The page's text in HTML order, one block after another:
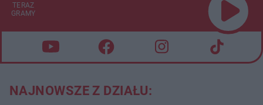
TERAZ
GRAMY
NAJNOWSZE Z DZIAŁU: